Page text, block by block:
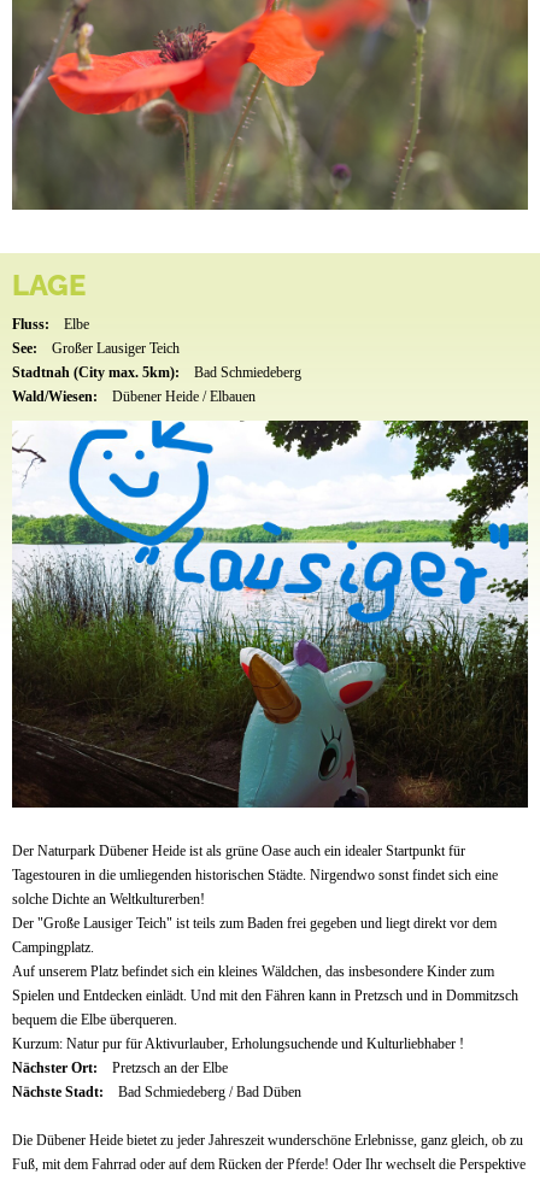
LAGE
Fluss:
Elbe
See:
Großer Lausiger Teich
Stadtnah (City max. 5km):
Bad Schmiedeberg
Wald/Wiesen:
Dübener Heide / Elbauen
Der Naturpark Dübener Heide ist als grüne Oase auch ein idealer Startpunkt für
Tagestouren in die umliegenden historischen Städte. Nirgendwo sonst findet sich eine
solche Dichte an Weltkulturerben!
Der "Große Lausiger Teich" ist teils zum Baden frei gegeben und liegt direkt vor dem
Campingplatz.
Auf unserem Platz befindet sich ein kleines Wäldchen, das insbesondere Kinder zum
Spielen und Entdecken einlädt. Und mit den Fähren kann in Pretzsch und in Dommitzsch
bequem die Elbe überqueren.
Kurzum: Natur pur für Aktivurlauber, Erholungsuchende und Kulturliebhaber !
Nächster Ort:
Pretzsch an der Elbe
Nächste Stadt:
Bad Schmiedeberg / Bad Düben
Die Dübener Heide bietet zu jeder Jahreszeit wunderschöne Erlebnisse, ganz gleich, ob zu
Fuß, mit dem Fahrrad oder auf dem Rücken der Pferde! Oder Ihr wechselt die Perspektive